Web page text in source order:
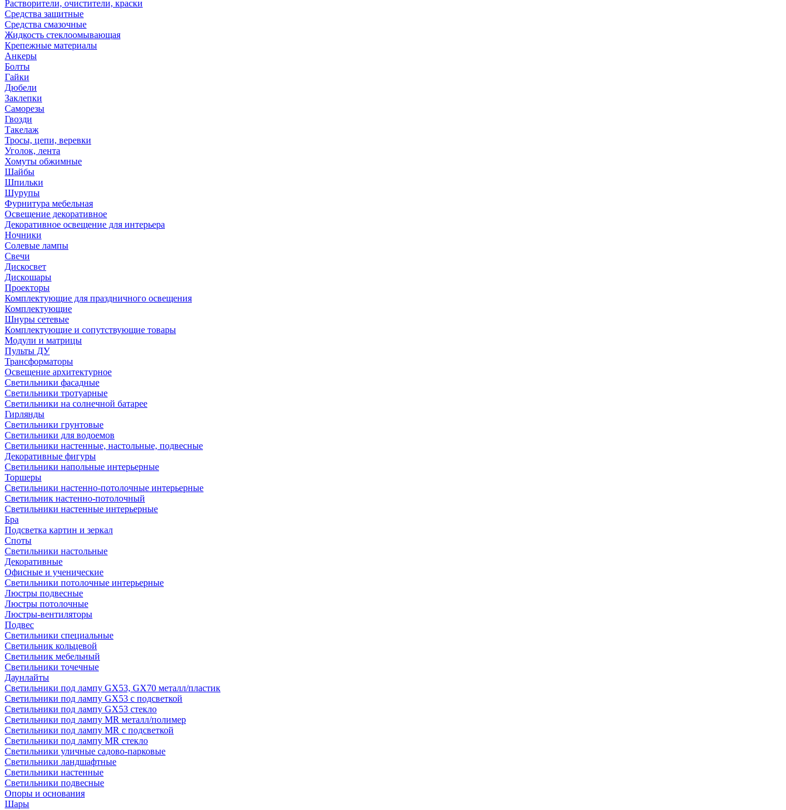
Растворители, очистители, краски
Средства защитные
Средства смазочные
Жидкость стеклоомывающая
Крепежные материалы
Анкеры
Болты
Гайки
Дюбели
Заклепки
Саморезы
Гвозди
Такелаж
Тросы, цепи, веревки
Уголок, лента
Хомуты обжимные
Шайбы
Шпильки
Шурупы
Фурнитура мебельная
Освещение декоративное
Декоративное освещение для интерьера
Ночники
Солевые лампы
Свечи
Дискосвет
Дискошары
Проекторы
Комплектующие для праздничного освещения
Комплектующие
Шнуры сетевые
Комплектующие и сопутствующие товары
Модули и матрицы
Пульты ДУ
Трансформаторы
Освещение архитектурное
Светильники фасадные
Светильники тротуарные
Светильники на солнечной батарее
Гирлянды
Светильники грунтовые
Светильники для водоемов
Светильники настенные, настольные, подвесные
Декоративные фигуры
Светильники напольные интерьерные
Торшеры
Светильники настенно-потолочные интерьерные
Светильник настенно-потолочный
Светильники настенные интерьерные
Бра
Подсветка картин и зеркал
Споты
Светильники настольные
Декоративные
Офисные и ученические
Светильники потолочные интерьерные
Люстры подвесные
Люстры потолочные
Люстры-вентиляторы
Подвес
Светильники специальные
Светильник кольцевой
Светильник мебельный
Светильники точечные
Даунлайты
Светильники под лампу GX53, GX70 металл/пластик
Светильники под лампу GX53 с подсветкой
Светильники под лампу GX53 стекло
Светильники под лампу MR металл/полимер
Светильники под лампу MR с подсветкой
Светильники под лампу MR стекло
Светильники уличные садово-парковые
Светильники ландшафтные
Светильники настенные
Светильники подвесные
Опоры и основания
Шары